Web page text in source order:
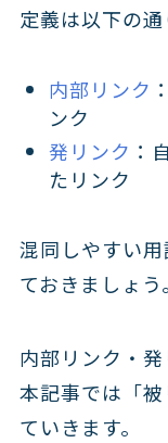
定義は以下の通
内部リンク
ンク
発リンク ：
たリンク
混同しやすい
ておきましょう。
内部リンク・発
本記事では「
ていきます。